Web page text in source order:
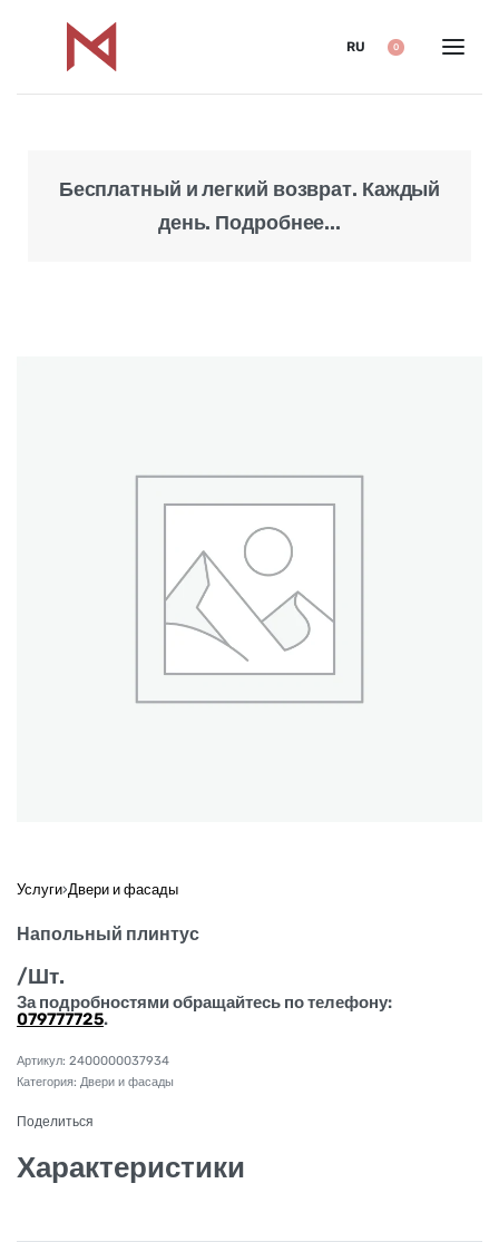
RU 0
Бесплатный и легкий возврат. Каждый
день. Подробнее...
Услуги›Двери и фасады
Напольный плинтус
/Шт.
За подробностями обращайтесь по телефону:
079777725.
2400000037934
Категория: Двери и фасады
Поделиться
Характеристики